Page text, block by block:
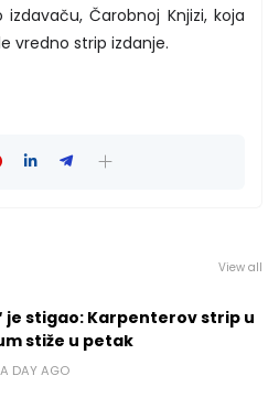
Čarobnoj Knjizi, koja
vredno strip izdanje.
View all
je stigao: Karpenterov strip u
stiže u petak
A DAY AGO